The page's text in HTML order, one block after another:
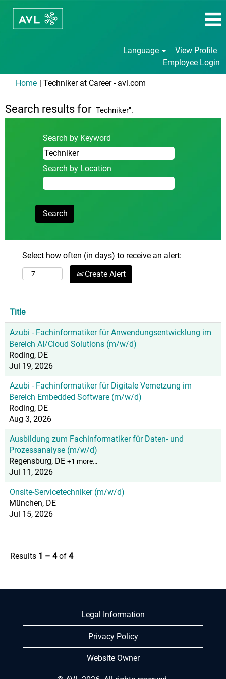
Language
View Profile
Employee Login
Home | Techniker at Career - avl.com
Search results for"Techniker".
Search by Keyword
Search by Location
Select how often (in days) to receive an alert:
Create Alert
Title
Azubi - Fachinformatiker für Anwendungsentwicklung im
Bereich AI/Cloud Solutions (m/w/d)
Roding, DE
Jul 19, 2026
Azubi - Fachinformatiker für Digitale Vernetzung im
Bereich Embedded Software (m/w/d)
Roding, DE
Aug 3, 2026
Ausbildung zum Fachinformatiker für Daten- und
Prozessanalyse (m/w/d)
Regensburg, DE +1 more…
Jul 11, 2026
Onsite-Servicetechniker (m/w/d)
München, DE
Jul 15, 2026
Results 1 – 4of 4
Legal Information
Privacy Policy
Website Owner